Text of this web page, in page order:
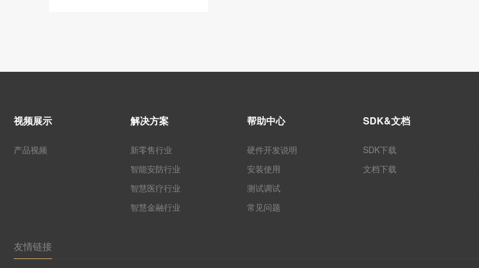
视频展示
产品视频
解决方案
新零售行业
智能安防行业
智慧医疗行业
智慧金融行业
帮助中心
硬件开发说明
安装使用
测试调试
常见问题
SDK&文档
SDK下载
文档下载
友情链接